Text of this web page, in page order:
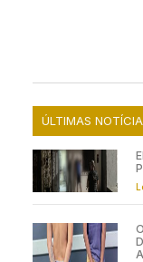
ÚLTIMAS